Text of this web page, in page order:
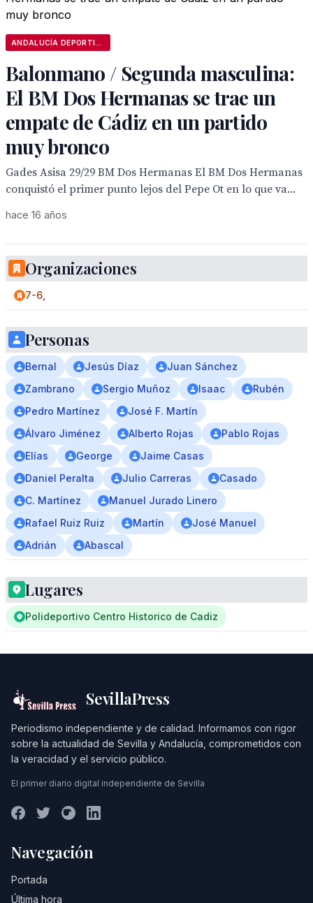
Balonmano / Segunda masculina:
El BM Dos Hermanas se trae un
empate de Cádiz en un partido
muy bronco
Gades Asisa 29/29 BM Dos Hermanas El BM Dos Hermanas
conquistó el primer punto lejos del Pepe Ot en lo que va...
hace 16 años
Organizaciones
7-6,
Personas
Bernal Jesús Díaz
Juan Sánchez
Zambrano
Sergio Muñoz Isaac
Rubén
Pedro Martínez
José F. Martín
Álvaro Jiménez
Alberto Rojas
Pablo Rojas
Elías
George
Jaime Casas
Daniel Peralta
Julio Carreras
Casado
C. Martínez
Manuel Jurado Linero
Rafael Ruiz Ruiz
Martín
José Manuel
Adrián
Abascal
Lugares
Polideportivo Centro Historico de Cadiz
SevillaPress
Periodismo independiente y de calidad. Informamos con rigor
sobre la actualidad de Sevilla y Andalucía, comprometidos con
la veracidad y el servicio público.
El primer diario digital independiente de Sevilla
Navegación
Portada
Última hora